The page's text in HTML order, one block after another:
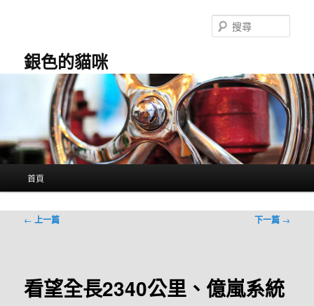
銀色的貓咪
尋
首頁
文
← 上一篇 下一篇 →
看望全長2340公里、億嵐系統